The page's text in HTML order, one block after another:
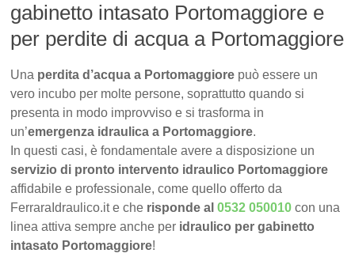
gabinetto intasato Portomaggiore e
per perdite di acqua a Portomaggiore
Una perdita d’acqua a Portomaggiore può essere un
vero incubo per molte persone, soprattutto quando si
presenta in modo improvviso e si trasforma in
un’emergenza idraulica a Portomaggiore.
In questi casi, è fondamentale avere a disposizione un
servizio di pronto intervento idraulico Portomaggiore
affidabile e professionale, come quello offerto da
FerraraIdraulico.it e che risponde al0532 050010 con una
linea attiva sempre anche per idraulico per gabinetto
intasato Portomaggiore!